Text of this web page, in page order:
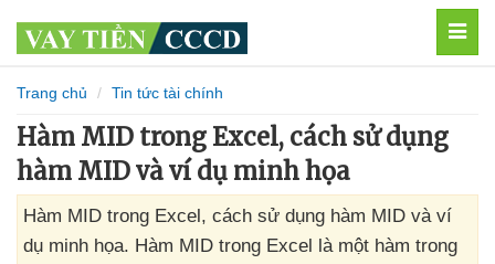
Trang chủ Tin tức tài chính
Hàm MID trong Excel, cách sử dụng
hàm MID và ví dụ minh họa
Hàm MID trong Excel, cách sử dụng hàm MID và ví
dụ minh họa. Hàm MID trong Excel là một hàm trong